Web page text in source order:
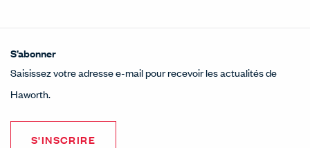
S’abonner
Saisissez votre adresse e-mail pour recevoir les actualités de
Haworth.
S'INSCRIRE